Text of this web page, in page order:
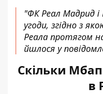
"ФК Реал Мадрид і
угоди, згідно з
Реала протягом
йшлося у
Скільки
в